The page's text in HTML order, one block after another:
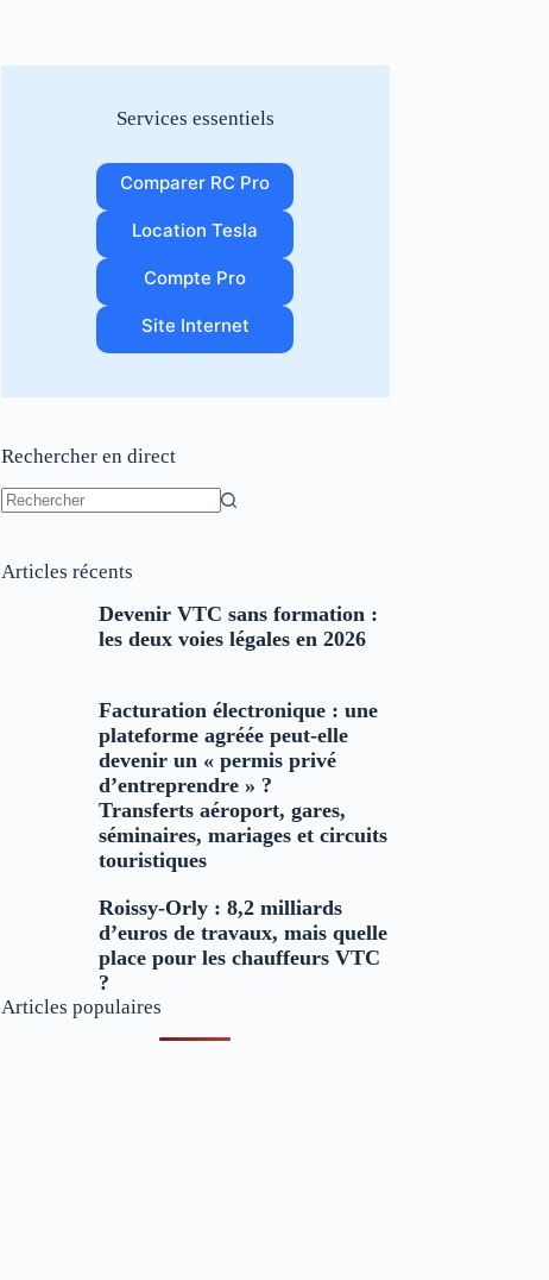
Services essentiels
Comparer RC Pro
Location Tesla
Compte Pro
Site Internet
Rechercher en direct
Articles récents
Devenir VTC sans formation :
les deux voies légales en 2026
Facturation électronique : une
plateforme agréée peut-elle
devenir un « permis privé
d’entreprendre » ?
Transferts aéroport, gares,
séminaires, mariages et circuits
touristiques
Roissy-Orly : 8,2 milliards
d’euros de travaux, mais quelle
place pour les chauffeurs VTC
?
Articles populaires